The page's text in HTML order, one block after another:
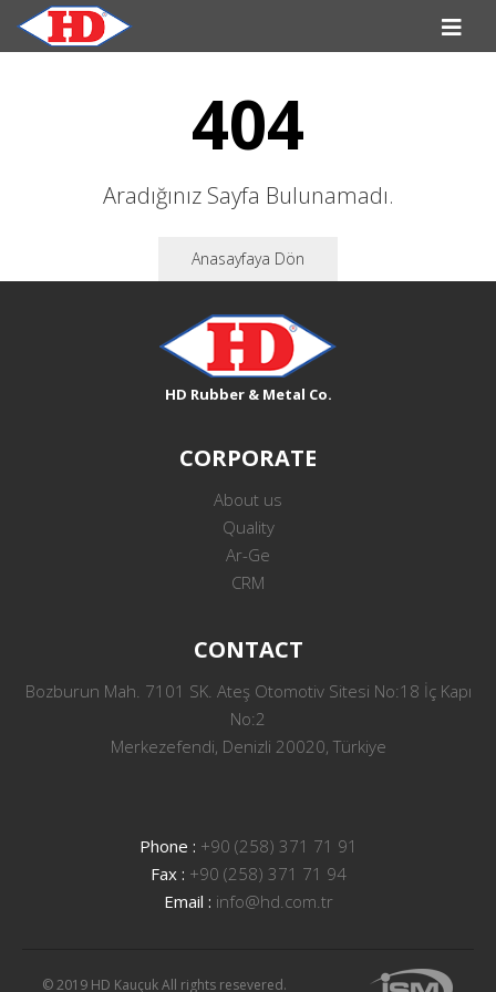
404
Aradığınız Sayfa Bulunamadı.
Anasayfaya Dön
HD Rubber & Metal Co.
CORPORATE
About us
Quality
Ar-Ge
CRM
CONTACT
Bozburun Mah. 7101 SK. Ateş Otomotiv Sitesi No:18 İç Kapı
No:2
Merkezefendi, Denizli 20020, Türkiye
Phone : +90 (258) 371 71 91
Fax : +90 (258) 371 71 94
Email : info@hd.com.tr
© 2019 HD Kauçuk All rights resevered.